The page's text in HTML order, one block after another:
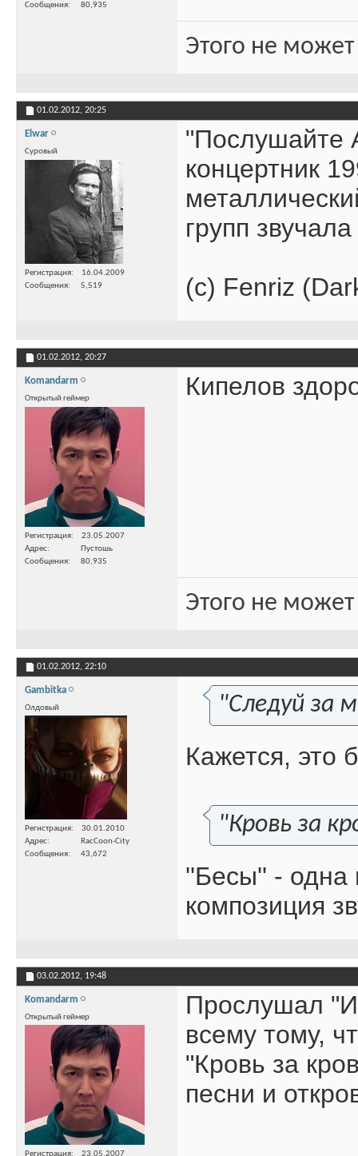
Сообщения
80,935
Этого не
01.02.2012, 20:25
Elwar
Суровый
Регистрация
16.04.2009
Сообщения
5,519
"Послушайте
концертник
групп
(с) Fenriz
01.02.2012, 20:27
Komandarm
Открытый геймер
Регистрация
23.05.2007
Адрес
Пустошь
Сообщения
80,935
Кипелов
Этого не
01.02.2012, 22:10
Gambitka
Олдовый
Регистрация
30.01.2010
Адрес
RacCoon-City
Сообщения
43,672
"Следуй за
Кажется, это
"Кровь за
''Бесы'' - одна
композиция
03.02.2012, 19:48
Komandarm
Открытый геймер
Регистрация 23.05.2007
Прослушал
всему тому,
"Кровь за
песни и